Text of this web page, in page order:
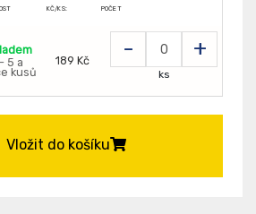
KČ/KS: POČET
- 5 a
kusů
189 Kč - +
ks
Vložit do košíku